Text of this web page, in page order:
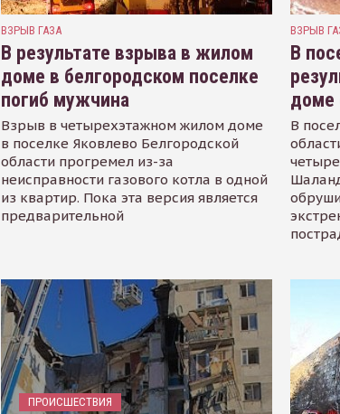
ВЗРЫВ ГАЗА
В результате взрыва в жилом
доме в белгородском поселке
погиб мужчина
Взрыв в четырехэтажном жилом доме
в поселке Яковлево Белгородской
области прогремел из-за
неисправности газового котла в одной
из квартир. Пока эта версия является
предварительной
ВЗРЫВ
В
доме
В
ПРОИСШЕСТВИЯ